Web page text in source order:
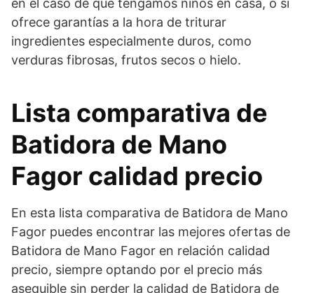
en el caso de que tengamos niños en casa, o si
ofrece garantías a la hora de triturar
ingredientes especialmente duros, como
verduras fibrosas, frutos secos o hielo.
Lista comparativa de
Batidora de Mano
Fagor calidad precio
En esta lista comparativa de Batidora de Mano
Fagor puedes encontrar las mejores ofertas de
Batidora de Mano Fagor en relación calidad
precio, siempre optando por el precio más
asequible sin perder la calidad de Batidora de